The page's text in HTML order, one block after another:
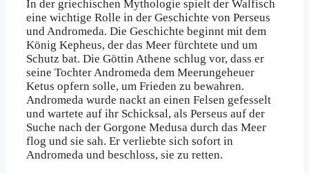
In der griechischen Mythologie spielt der Walfisch
eine wichtige Rolle in der Geschichte von Perseus
und Andromeda. Die Geschichte beginnt mit dem
König Kepheus, der das Meer fürchtete und um
Schutz bat. Die Göttin Athene schlug vor, dass er
seine Tochter Andromeda dem Meerungeheuer
Ketus opfern solle, um Frieden zu bewahren.
Andromeda wurde nackt an einen Felsen gefesselt
und wartete auf ihr Schicksal, als Perseus auf der
Suche nach der Gorgone Medusa durch das Meer
flog und sie sah. Er verliebte sich sofort in
Andromeda und beschloss, sie zu retten.